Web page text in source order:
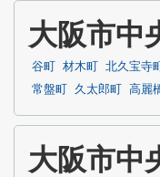
大阪市中
谷町 材木町 北久宝寺町
常盤町
久太郎町 高麗
大阪市中